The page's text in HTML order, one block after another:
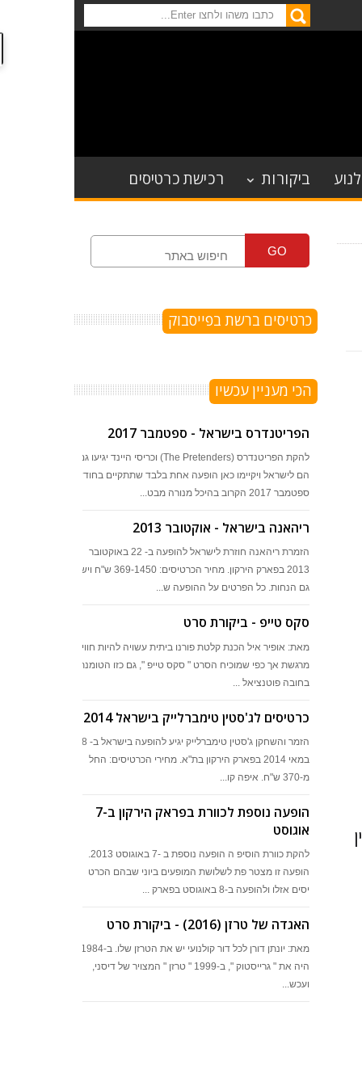
ביקורות רכישת כרטיסים
GO
כרטיסים ברשת בפייסבוק
הכי מעניין עכשיו
הפריטנדרס בישראל - ספטמבר 2017
להקת הפריטנדרס (The Pretenders) וכריסי היינד יגיעו גם
הם לישראל ויקיימו כאן הופעה אחת בלבד שתתקיים בחודש
ספטמבר 2017 הקרוב בהיכל מנורה מבט...
ריהאנה בישראל - אוקטובר 2013
הזמרת ריהאנה חוזרת לישראל להופעה ב- 22 באוקטובר
2013 בפארק הירקון. מחיר הכרטיסים: 369-1450 ש"ח ויש
גם הנחות. כל הפרטים על ההופעה ש...
סקס טייפ - ביקורת סרט
מאת: אופיר איל הכנת קלטת פורנו ביתית עשויה להיות חוויה
מרגשת אך כפי שמוכיח הסרט " סקס טייפ ", גם כזו הטומנת
בחובה פוטנציאל ...
כרטיסים לג'סטין טימברלייק בישראל 2014
הזמר והשחקן ג'סטין טימברלייק יגיע להופעה בישראל ב- 28
במאי 2014 בפארק הירקון בת"א. מחירי הכרטיסים: החל
מ-370 ש"ח. איפה קו...
הופעה נוספת לכוורת בפראק הירקון ב-7
אוגוסט
להקת כוורת הוסיפ ה הופעה נוספת ב -7 באוגוסט 2013.
הופעה זו מצטר פת לשלושת המופעים ביוני שבהם הכרט
יסים אזלו ולהופעה ב-8 באוגוסט בפארק ...
האגדה של טרזן (2016) - ביקורת סרט
מאת: יונתן דורן לכל דור קולנועי יש את הטרזן שלו. ב-1984
היה את " גרייסטוק ", ב-1999 " טרזן " המצויר של דיסני,
ועכש...